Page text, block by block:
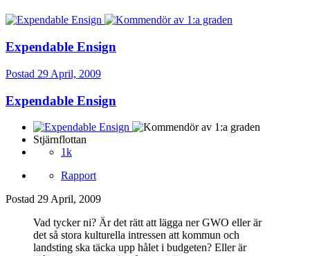
Expendable Ensign
Postad 29 April, 2009
Expendable Ensign
Stjärnflottan
1k
Rapport
Postad 29 April, 2009
Vad tycker ni? Är det rätt att lägga ner GWO eller är
det så stora kulturella intressen att kommun och
landsting ska täcka upp hålet i budgeten? Eller är